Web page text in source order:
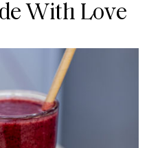
With Love